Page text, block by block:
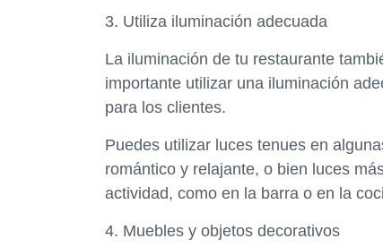
3. Utiliza iluminación adecuada
La iluminación de tu restaurante
importante utilizar una iluminación
para los clientes.
Puedes utilizar luces tenues en
romántico y relajante, o bien luces
actividad, como en la barra o en la
4. Muebles y objetos decorativos